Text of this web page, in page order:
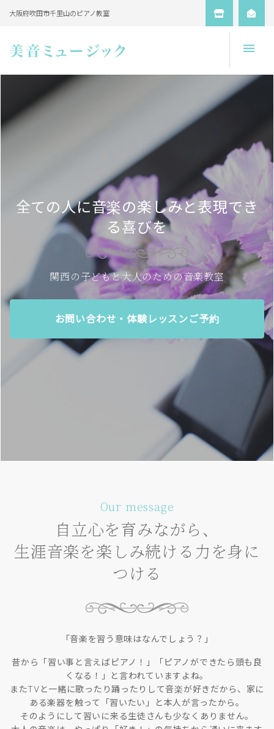
大阪府吹田市千里山のピアノ教室
全ての人に音楽の楽しみと表現でき
る喜びを
関西の子どもと大人のための音楽教室
お問い合わせ・体験レッスンご予約
Our message
自立心を育みながら、
生涯音楽を楽しみ続ける力を身に
つける
「音楽を習う意味はなんでしょう？」
昔から「習い事と言えばピアノ！」「ピアノができたら頭も良
くなる！」と言われていますよね。
またTVと一緒に歌ったり踊ったりして音楽が好きだから、家に
ある楽器を触って「習いたい」と本人が言ったから。
そのようにして習いに来る生徒さんも少なくありません。